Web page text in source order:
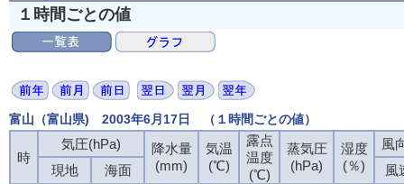
１時間ごとの値
富山（富山県) 2003年6月17日 （１時間ごとの値）
時
気圧(hPa)
降水量
(mm)
気温
(℃)
露点
温度
(℃)
蒸気圧
(hPa)
湿度
(％)
風
現地
海面
風